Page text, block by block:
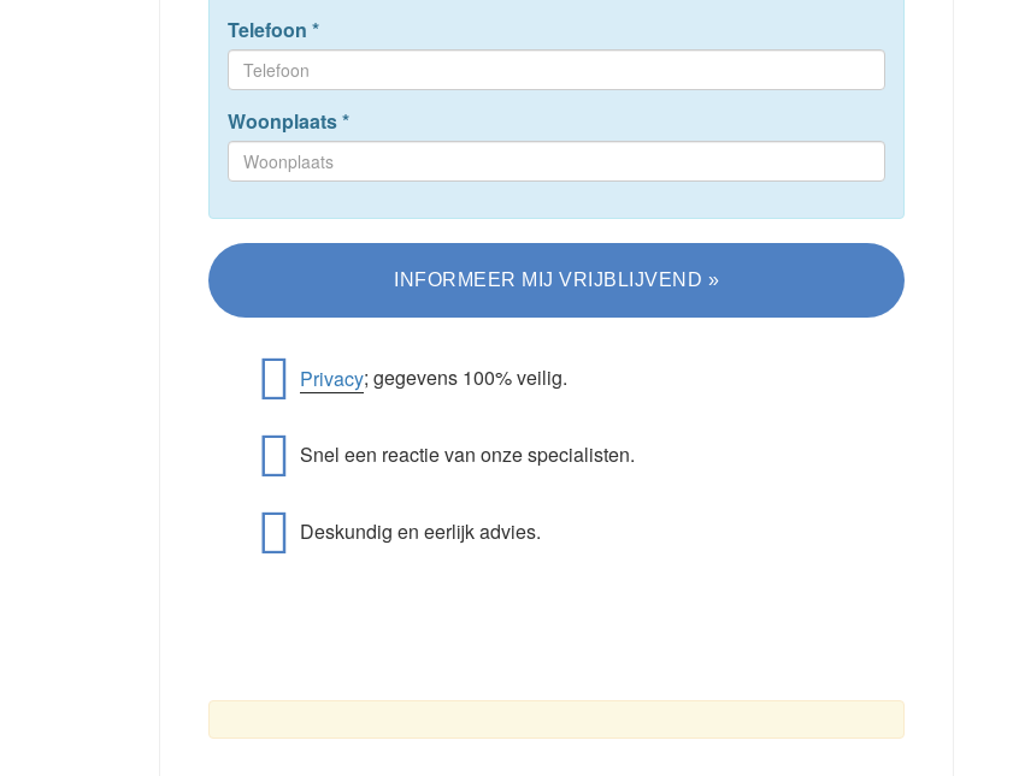
Telefoon *
Woonplaats*
Privacy; gegevens 100% veilig.
Snel een reactie van onze specialisten.
Deskundig en eerlijk advies.